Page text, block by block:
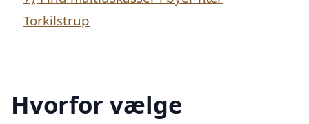
Torkilstrup
Hvorfor vælge